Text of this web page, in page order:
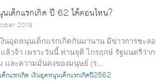
เด็กแรกเกิด ปี 62 ได้ตอนไหน?
2019
อุดหนุนเด็กแรกเกิดกันมานาน มีข่าวการชะลอ
ล้วจ้า เพราะวันนี้ ท่านจุติ ไกรฤกษ์ รัฐมนตรีว่า
และความมั่นคงของมนุษย์ (ร...
กแรกเกิด เงินอุดหนุนเด็กแรกเกิดปี2562